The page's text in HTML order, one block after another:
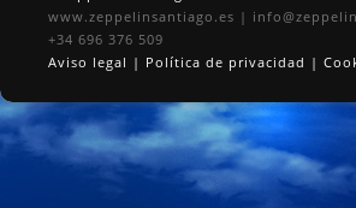
www.zeppelinsantiago.es |
+34 696 376 509
Aviso legal | Política de privacidad |